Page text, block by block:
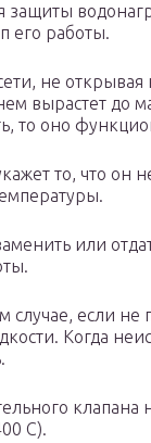
защиты
его работы.
не
вырастет до
то оно
то, что он
или
случае, если
Когда
C).